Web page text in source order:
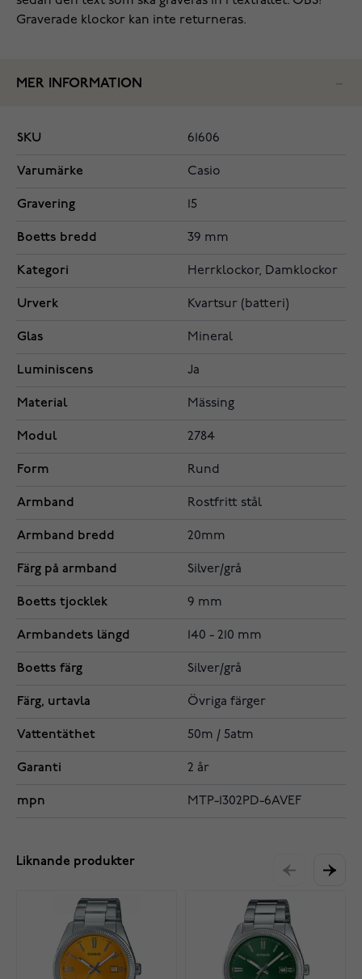
Graverade klockor kan inte returneras.
MER INFORMATION
SKU 61606
Varumärke Casio
Gravering 15
Boetts bredd 39 mm
Kategori Herrklockor, Damklockor
Urverk Kvartsur (batteri)
Glas Mineral
Luminiscens Ja
Material Mässing
Modul 2784
Form Rund
Armband Rostfritt stål
Armband bredd 20mm
Färg på armband Silver/grå
Boetts tjocklek 9 mm
Armbandets längd 140 - 210 mm
Boetts färg Silver/grå
Färg, urtavla Övriga färger
Vattentäthet 50m / 5atm
Garanti 2 år
mpn MTP-1302PD-6AVEF
Liknande produkter